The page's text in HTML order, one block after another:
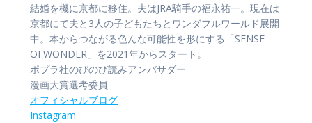
結婚を機に京都に移住。夫はJRA騎手の福永祐一。現在は
京都にて夫と3人の子どもたちとワンダフルワールド展開
中。本からつながる色んな可能性を形にする「SENSE
OFWONDER」を2021年からスタート。
ポプラ社のびのび読みアンバサダー
漫画大賞選考委員
オフィシャルブログ
Instagram